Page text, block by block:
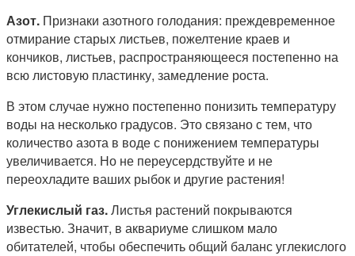
Азот. Признаки азотного голодания: преждевременное
отмирание старых листьев, пожелтение краев и
кончиков, листьев, распространяющееся постепенно на
всю листовую пластинку, замедление роста.
В этом случае нужно постепенно понизить температуру
воды на несколько градусов. Это связано с тем, что
количество азота в воде с понижением температуры
увеличивается. Но не переусердствуйте и не
переохладите ваших рыбок и другие растения!
Углекислый газ.Листья растений покрываются
известью. Значит, в аквариуме слишком мало
обитателей, чтобы обеспечить общий баланс углекислого